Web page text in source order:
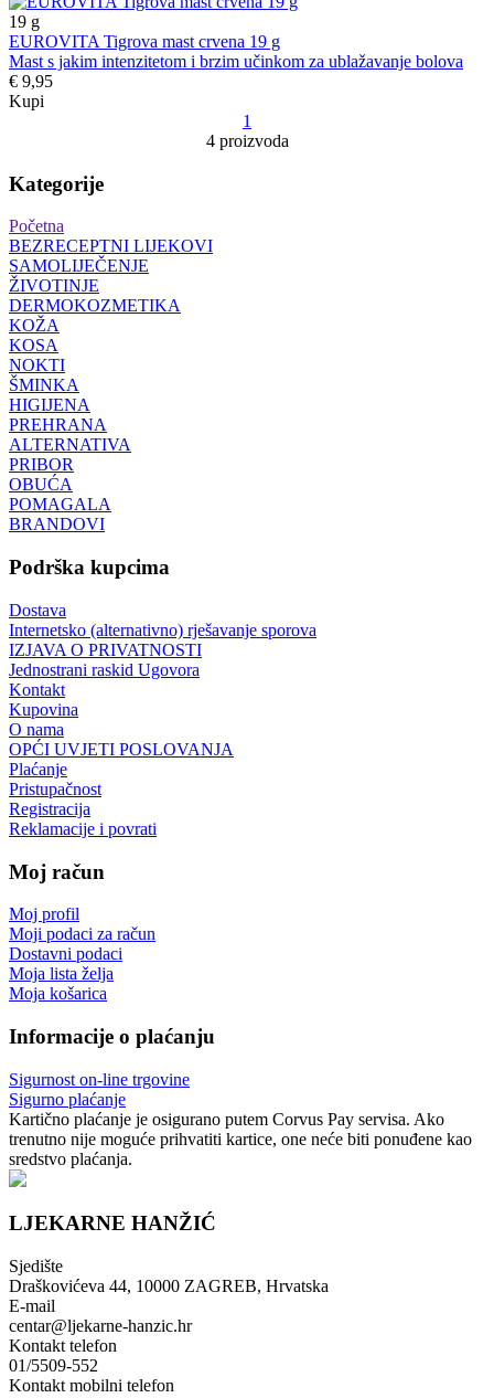
19 g
EUROVITA Tigrova mast crvena 19 g
Mast s jakim intenzitetom i brzim učinkom za ublažavanje bolova
€ 9,95
Kupi
1
4 proizvoda
Kategorije
Početna
BEZRECEPTNI LIJEKOVI
SAMOLIJEČENJE
ŽIVOTINJE
DERMOKOZMETIKA
KOŽA
KOSA
NOKTI
ŠMINKA
HIGIJENA
PREHRANA
ALTERNATIVA
PRIBOR
OBUĆA
POMAGALA
BRANDOVI
Podrška kupcima
Dostava
Internetsko (alternativno) rješavanje sporova
IZJAVA O PRIVATNOSTI
Jednostrani raskid Ugovora
Kontakt
Kupovina
O nama
OPĆI UVJETI POSLOVANJA
Plaćanje
Pristupačnost
Registracija
Reklamacije i povrati
Moj račun
Moj profil
Moji podaci za račun
Dostavni podaci
Moja lista želja
Moja košarica
Informacije o plaćanju
Sigurnost on-line trgovine
Sigurno plaćanje
Kartično plaćanje je osigurano putem Corvus Pay servisa. Ako
trenutno nije moguće prihvatiti kartice, one neće biti ponuđene kao
sredstvo plaćanja.
LJEKARNE HANŽIĆ
Sjedište
Draškovićeva 44, 10000 ZAGREB, Hrvatska
E-mail
centar@ljekarne-hanzic.hr
Kontakt telefon
01/5509-552
Kontakt mobilni telefon